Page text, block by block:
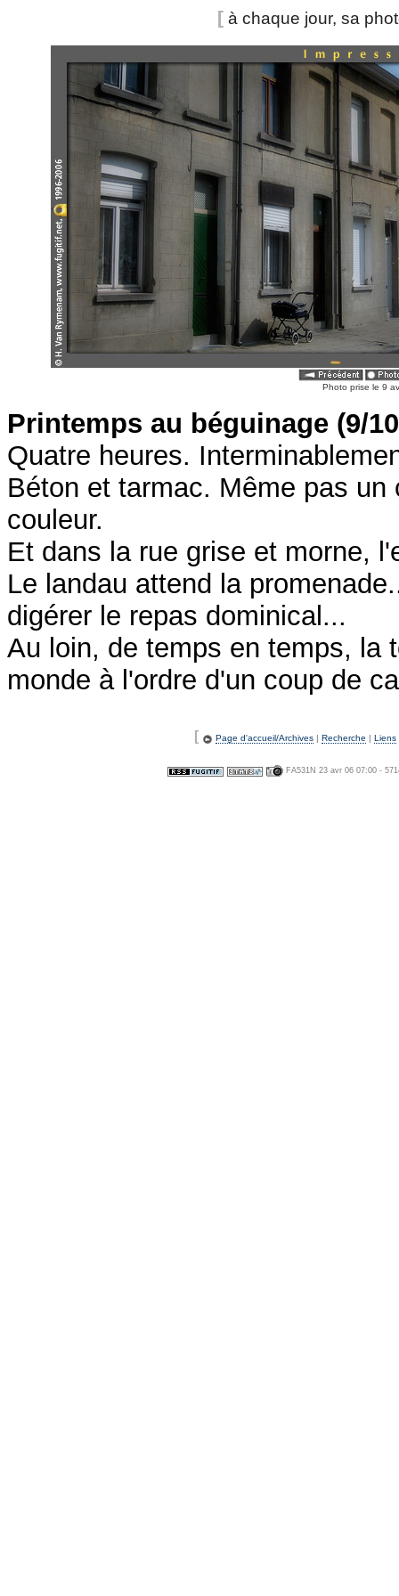
[ à chaque jour, sa
Photo prise le 9
Printemps au béguinage (9/
Quatre heures.
Béton et tarmac. Même pas
couleur.
Et dans la rue grise et morne,
Le landau attend la
digérer le repas dominical...
Au loin, de temps en temps, la
monde à l'ordre d'un coup de
[ Page d'accueil/Archives | Recherche | Liens
FA531N 23 avr 06 07:00 -